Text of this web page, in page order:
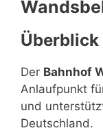
Überblick
Der Bahnhof
Anlaufpunkt
und
Deutschland.